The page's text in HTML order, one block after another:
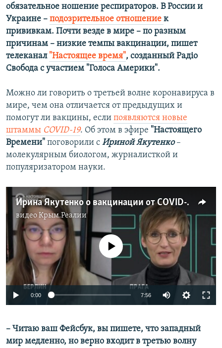
обязательное ношение респираторов. В России и
Украине – подозрительное отношение к
прививкам. Почти везде в мире – по разным
причинам – низкие темпы вакцинации, пишет
телеканал "Настоящее время", созданный Радіо
Свобода с участием "Голоса Америки".
Можно ли говорить о третьей волне коронавируса в
мире, чем она отличается от предыдущих и
помогут ли вакцины, если появляются новые
штаммы COVID-19. Об этом в эфире "Настоящего
Времени" поговорили с Ириной Якутенко–
молекулярным биологом, журналисткой и
популяризатором науки.
Ирина Якутенко о вакцинации от COVID-19 и новых штаммах вируса
видеоКрым.Реалии
Auto 240p 360p 480p
No media source currently available
0:00 7:56
360p
480p
– Читаю ваш Фейсбук, вы пишете, что западный
мир медленно, но верно входит в третью волну